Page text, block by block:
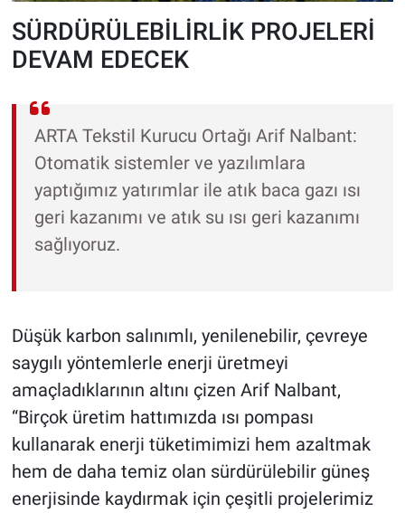
SÜRDÜRÜLEBİLİRLİK PROJELERİ
DEVAM EDECEK
ARTA Tekstil Kurucu Ortağı Arif Nalbant:
Otomatik sistemler ve yazılımlara
yaptığımız yatırımlar ile atık baca gazı ısı
geri kazanımı ve atık su ısı geri kazanımı
sağlıyoruz.
Düşük karbon salınımlı, yenilenebilir, çevreye
saygılı yöntemlerle enerji üretmeyi
amaçladıklarının altını çizen Arif Nalbant,
“Birçok üretim hattımızda ısı pompası
kullanarak enerji tüketimimizi hem azaltmak
hem de daha temiz olan sürdürülebilir güneş
enerjisinde kaydırmak için çeşitli projelerimiz